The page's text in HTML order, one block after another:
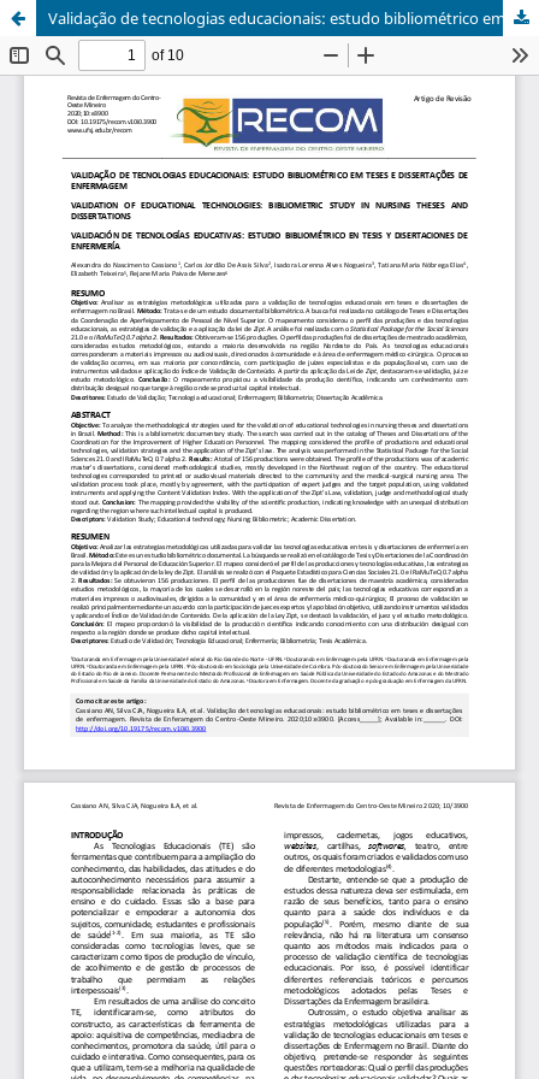
Validação de tecnologias educacionais: estudo bibliométrico em teses e dissertações de enfermagem